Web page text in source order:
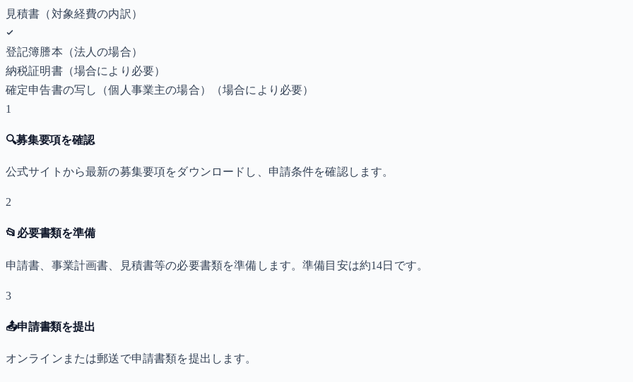
見積書（対象経費の内訳）
登記簿謄本（法人の場合）
納税証明書（場合により必要）
確定申告書の写し（個人事業主の場合）
（場合により必要）
1
🔍募集要項を確認
公式サイトから最新の募集要項をダウンロードし、申請条件を確認します。
2
📂 必要書類を準備
申請書、事業計画書、見積書等の必要書類を準備します。準備目安は約14日です。
3
📤申請書類を提出
オンラインまたは郵送で申請書類を提出します。